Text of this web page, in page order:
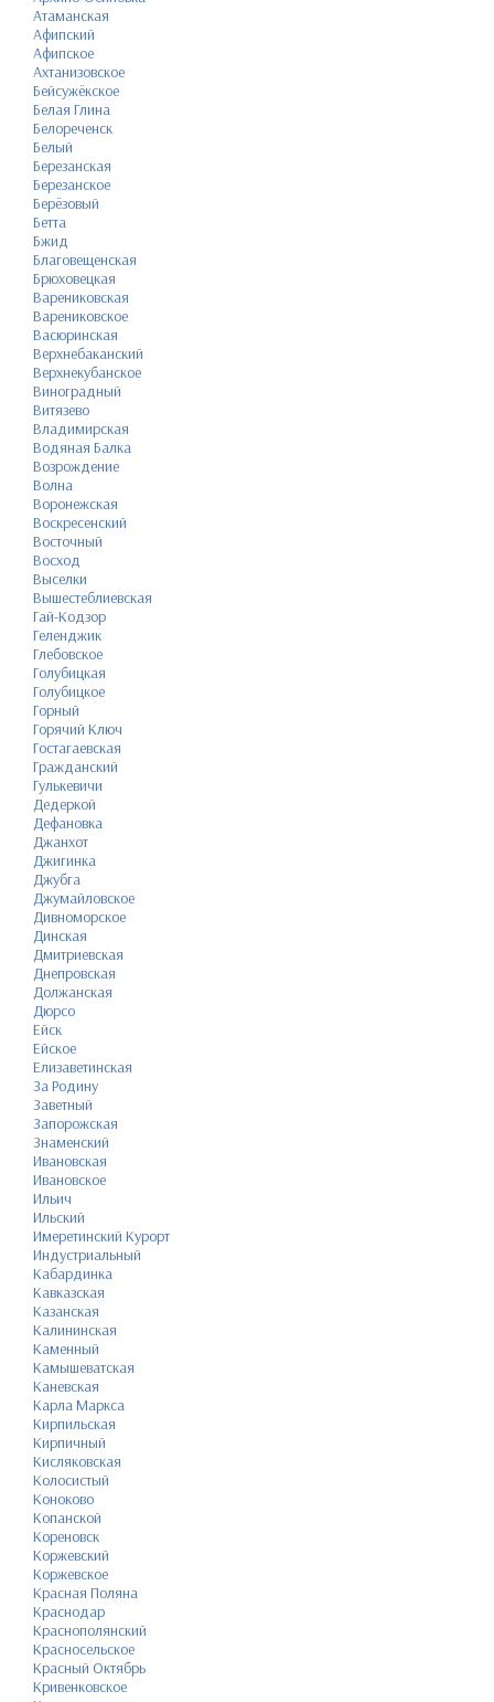
Атаманская
Афипский
Афипское
Ахтанизовское
Бейсужёкское
Белая Глина
Белореченск
Белый
Березанская
Березанское
Берёзовый
Бетта
Бжид
Благовещенская
Брюховецкая
Варениковская
Варениковское
Васюринская
Верхнебаканский
Верхнекубанское
Виноградный
Витязево
Владимирская
Водяная Балка
Возрождение
Волна
Воронежская
Воскресенский
Восточный
Восход
Выселки
Вышестеблиевская
Гай-Кодзор
Геленджик
Глебовское
Голубицкая
Голубицкое
Горный
Горячий Ключ
Гостагаевская
Гражданский
Гулькевичи
Дедеркой
Дефановка
Джанхот
Джигинка
Джубга
Джумайловское
Дивноморское
Динская
Дмитриевская
Днепровская
Должанская
Дюрсо
Ейск
Ейское
Елизаветинская
За Родину
Заветный
Запорожская
Знаменский
Ивановская
Ивановское
Ильич
Ильский
Имеретинский Курорт
Индустриальный
Кабардинка
Кавказская
Казанская
Калининская
Каменный
Камышеватская
Каневская
Карла Маркса
Кирпильская
Кирпичный
Кисляковская
Колосистый
Коноково
Копанской
Кореновск
Коржевский
Коржевское
Красная Поляна
Краснодар
Краснополянский
Красносельское
Красный Октябрь
Кривенковское